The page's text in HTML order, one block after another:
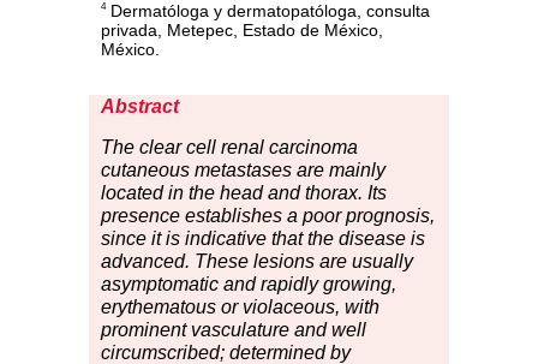
4Dermatóloga y dermatopatóloga, consulta
privada, Metepec, Estado de México,
México.
Abstract
The clear cell renal carcinoma
cutaneous metastases are mainly
located in the head and thorax. Its
presence establishes a poor prognosis,
since it is indicative that the disease is
advanced. These lesions are usually
asymptomatic and rapidly growing,
erythematous or violaceous, with
prominent vasculature and well
circumscribed; determined by